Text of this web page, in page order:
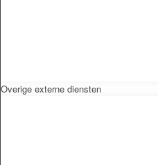
Overige externe diensten